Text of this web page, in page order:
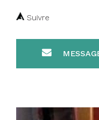
Suivre